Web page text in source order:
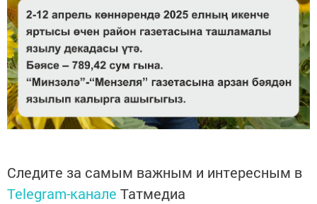
Следите за самым важным и интересным в
Telegram-канале Татмедиа